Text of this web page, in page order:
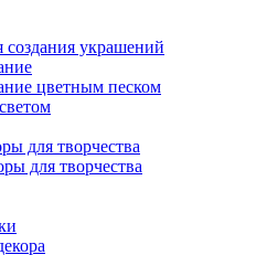
украшений
цветным песком
для творчества
для творчества